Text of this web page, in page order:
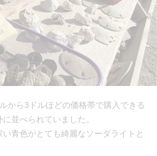
から3ドルほどの価格帯で購入できる
並べられていました。
青色がとても綺麗なソーダライトと